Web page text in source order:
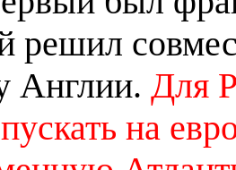
решил
Англии. Для
на